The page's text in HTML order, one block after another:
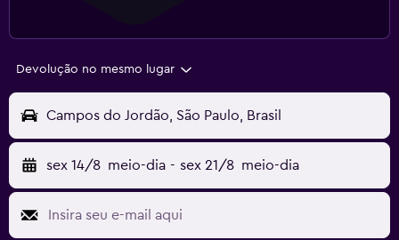
Devolução no mesmo lugar
Campos do Jordão, São Paulo, Brasil
sex 14/8 meio-dia - sex 21/8 meio-dia